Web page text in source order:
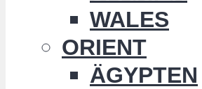
WALES
ORIENT
ÄGYPTEN